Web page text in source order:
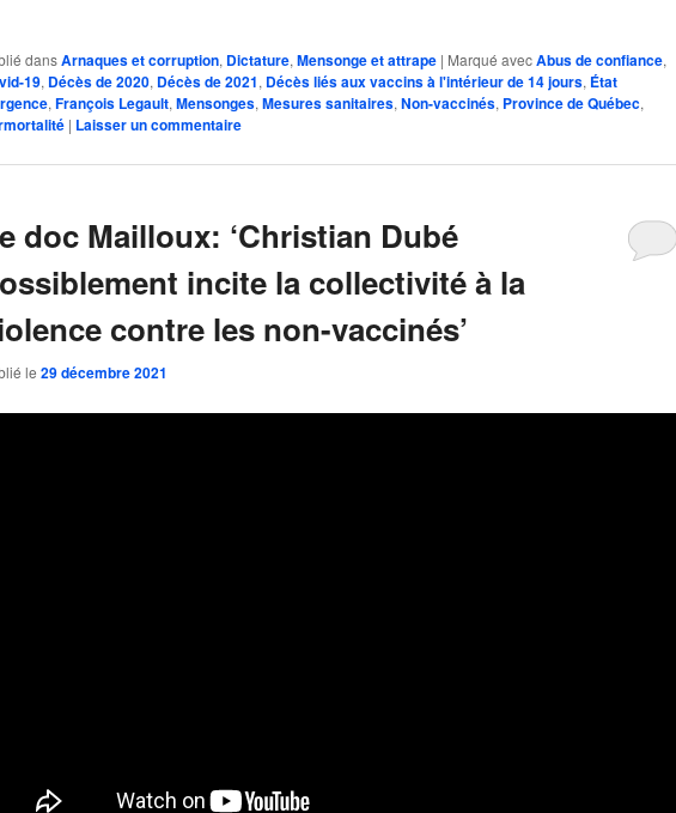
dansArnaques et corruption, Dictature, Mensonge et attrape | Marqué avecAbus de confiance,
19, Décès de 2020, Décès de 2021, Décès liés aux vaccins à l'intérieur de 14 jours, État
, François Legault, Mensonges, Mesures sanitaires, Non-vaccinés, Province de Québec,
| Laisser un commentaire
doc Mailloux: ‘Christian Dubé
incite la collectivité à la
contre les non-vaccinés’
le 29 décembre 2021